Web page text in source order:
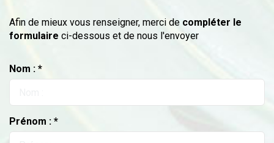
Afin de mieux vous renseigner, merci de compléter le
formulaire ci-dessous et de nous l'envoyer
Nom : *
Prénom : *